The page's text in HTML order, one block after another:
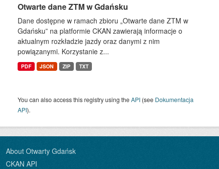
Otwarte dane ZTM w Gdańsku
Dane dostępne w ramach zbioru „Otwarte dane ZTM w
Gdańsku” na platformie CKAN zawierają informacje o
aktualnym rozkładzie jazdy oraz danymi z nim
powiązanymi. Korzystanie z...
PDF JSON ZIP TXT
You can also access this registry using theAPI (see Dokumentacja
API).
About Otwarty Gdańsk
CKAN API